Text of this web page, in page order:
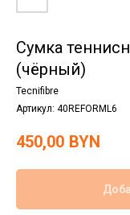
Сумка
(чёрный)
Tecnifibre
Артикул: 40REFORML6
450,00 BYN